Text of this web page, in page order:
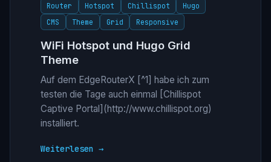
Router Hotspot Chillispot
Hugo
CMS
Theme Grid Responsive
WiFi Hotspot und Hugo Grid
Theme
Auf dem EdgeRouterX [^1] habe ich zum
testen die Tage auch einmal [Chillispot
Captive Portal](http://www.chillispot.org)
installiert.
Weiterlesen →